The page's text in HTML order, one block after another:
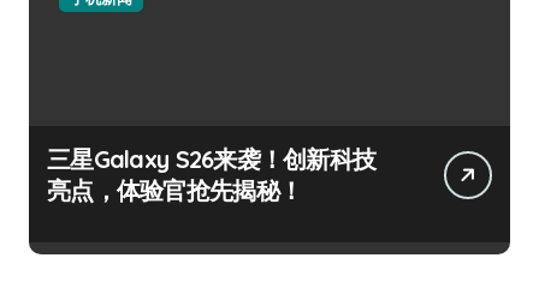
三星Galaxy S26来袭！创新科技
亮点，体验官抢先揭秘！